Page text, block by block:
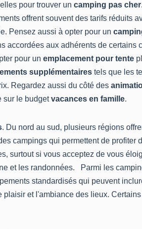
pour trouver un camping pas cher
offrent souvent des tarifs réduits
Pensez aussi à opter pour un
aux adhérents de
pour un emplacement pour tente
supplémentaires tels que les
Regardez aussi du côté des
sur le budgetvacances en famille.
. Du nord au sud, plusieurs régions
campings qui permettent de profiter
surtout si vous acceptez de vous
et les randonnées. Parmi les
standardisés qui peuvent
et l'ambiance des lieux.